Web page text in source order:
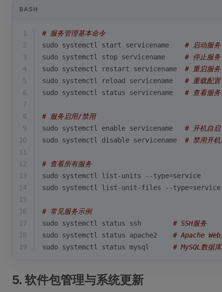
BASH
1
# 服务管理基本命令
2
sudo systemctl start servicename # 启动服务
3
sudo systemctl stop servicename # 停止服务
4
sudo systemctl restart servicename # 重启服务
5
sudo systemctl reload servicename # 重载配置
6
sudo systemctl status servicename # 查看服务
7
8
# 服务启用/禁用
9
sudo systemctl enable servicename # 开机自启
10
sudo systemctl disable servicename # 禁用开机
11
12
# 查看所有服务
13
sudo systemctl list-units --type=service
14
sudo systemctl list-unit-files --type=service
15
16
# 常见服务示例
17
sudo systemctl status ssh # SSH服务
18
sudo systemctl status apache2 # Apache Web
19
sudo systemctl status mysql # MySQL数据
5. 软件包管理与系统更新